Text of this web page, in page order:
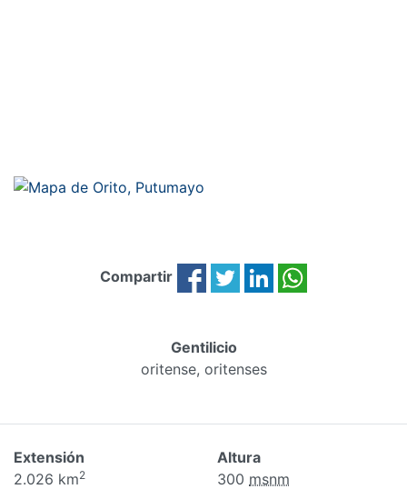
Compartir
Gentilicio
oritense, oritenses
Extensión
2.026 km2
Altura
300 msnm